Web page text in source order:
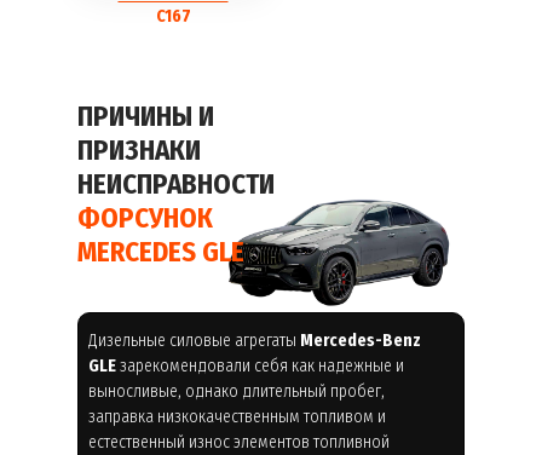
C167
ПРИЧИНЫ И
ПРИЗНАКИ
НЕИСПРАВНОСТИ
ФОРСУНОК
MERCEDES GLE
Дизельные силовые агрегаты Mercedes-Benz
GLEзарекомендовали себя как надежные и
выносливые, однако длительный пробег,
заправка низкокачественным топливом и
естественный износ элементов топливной